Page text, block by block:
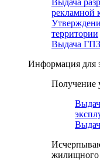
рекламной
территории
Выдача
Информация для
Получение
жилищного